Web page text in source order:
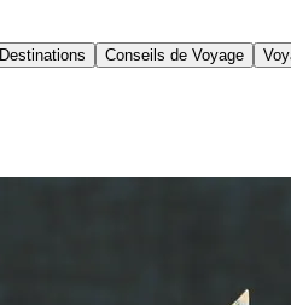
Destinations Conseils de Voyage